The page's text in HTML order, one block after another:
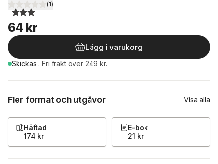
3,0utav 5 stjärnor. Totalt antal röster:
(1)
64 kr
Lägg i varukorg
Skickas . Fri frakt över 249 kr.
Fler format och utgåvor Visa alla
Häftad
174 kr
E-bok
21 kr